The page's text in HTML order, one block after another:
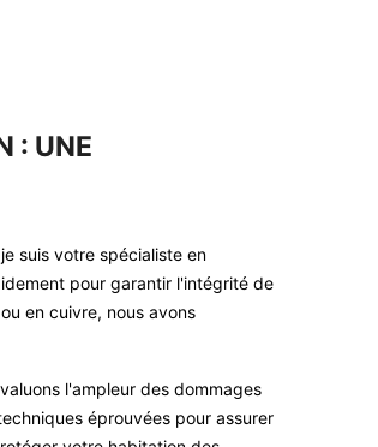
: UNE
suis votre spécialiste en
pour garantir l'intégrité de
en cuivre, nous avons
l'ampleur des dommages
éprouvées pour assurer